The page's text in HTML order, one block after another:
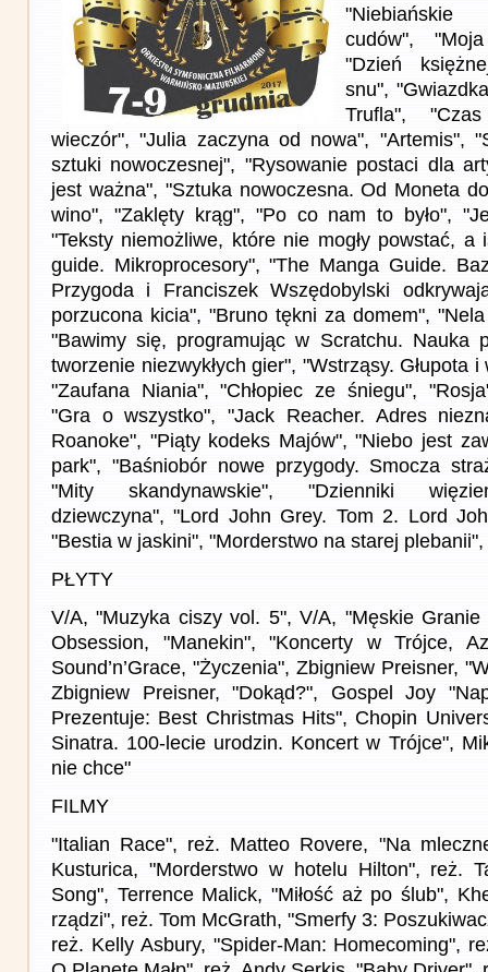
"Niebiańskie
cudów",
"Dzień
snu",
Trufla",
wieczór", "Julia zaczyna od nowa", "Artemis",
sztuki nowoczesnej", "Rysowanie postaci dla
jest ważna", "Sztuka nowoczesna. Od Moneta
wino", "Zaklęty krąg", "Po co nam to było",
"Teksty niemożliwe, które nie mogły powstać, a
guide. Mikroprocesory", "The Manga Guide.
Przygoda i Franciszek Wszędobylski
porzucona kicia", "Bruno tękni za domem",
"Bawimy się, programując w Scratchu. Nauka
tworzenie niezwykłych gier", "Wstrząsy. Głupota
"Zaufana Niania", "Chłopiec ze śniegu",
"Gra o wszystko", "Jack Reacher. Adres
Roanoke", "Piąty kodeks Majów", "Niebo jest
park", "Baśniobór nowe przygody. Smocza
"Mity skandynawskie", "Dzienniki
dziewczyna", "Lord John Grey. Tom 2. Lord
"Bestia w jaskini", "Morderstwo na starej
PŁYTY
V/A, "Muzyka ciszy vol. 5", V/A, "Męskie
Obsession, "Manekin", "Koncerty w Trójce,
Sound’n’Grace, "Życzenia", Zbigniew Preisner,
Zbigniew Preisner, "Dokąd?", Gospel Joy
Prezentuje: Best Christmas Hits", Chopin
Sinatra. 100-lecie urodzin. Koncert w Trójce",
nie chce"
FILMY
"Italian Race", reż. Matteo Rovere, "Na
Kusturica, "Morderstwo w hotelu Hilton", reż.
Song", Terrence Malick, "Miłość aż po ślub",
rządzi", reż. Tom McGrath, "Smerfy 3:
reż. Kelly Asbury, "Spider-Man: Homecoming",